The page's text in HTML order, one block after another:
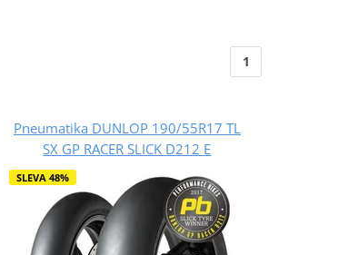
1
Pneumatika DUNLOP 190/55R17 TL
SX GP RACER SLICK D212 E
SLEVA 48%